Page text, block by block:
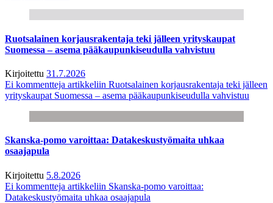
Ruotsalainen korjausrakentaja teki jälleen yrityskaupat
Suomessa – asema pääkaupunkiseudulla vahvistuu
Kirjoitettu 31.7.2026
Ei kommentteja artikkeliin Ruotsalainen korjausrakentaja teki jälleen
yrityskaupat Suomessa – asema pääkaupunkiseudulla vahvistuu
Skanska-pomo varoittaa: Datakeskustyömaita uhkaa
osaajapula
Kirjoitettu 5.8.2026
Ei kommentteja artikkeliin Skanska-pomo varoittaa:
Datakeskustyömaita uhkaa osaajapula